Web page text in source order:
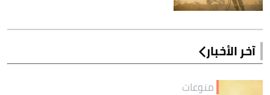
آخر الأخبار
منوعات